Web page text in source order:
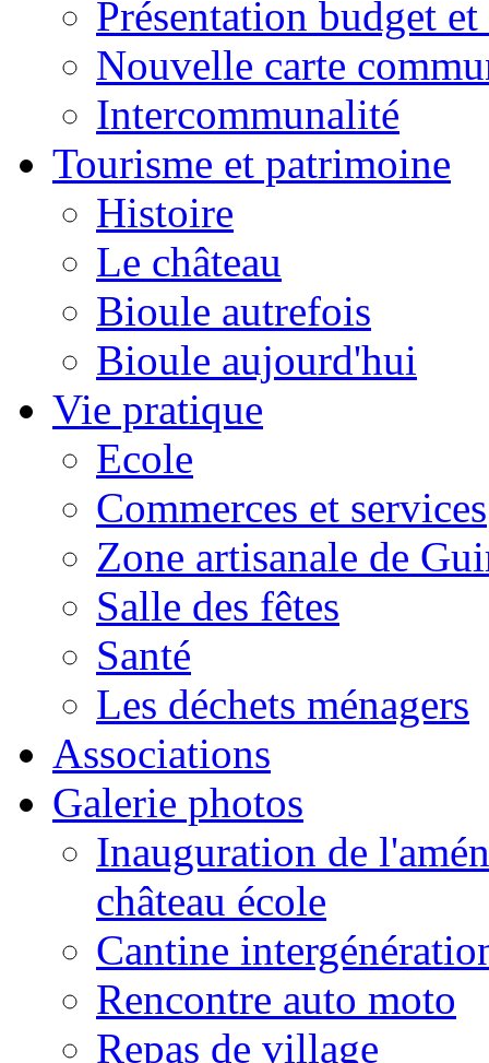
Présentation budget
Nouvelle carte
Intercommunalité
Tourisme et patrimoine
Histoire
Le château
Bioule autrefois
Bioule aujourd'hui
Vie pratique
Ecole
Commerces et services
Zone artisanale de
Salle des fêtes
Santé
Les déchets ménagers
Associations
Galerie photos
Inauguration de
château école
Cantine
Rencontre auto moto
Repas de village